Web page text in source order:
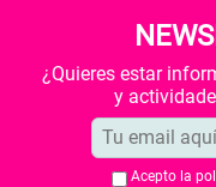
¿Quieres estar
y
Acepto la